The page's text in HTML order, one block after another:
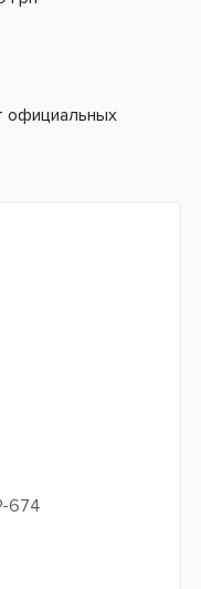
официальных
674